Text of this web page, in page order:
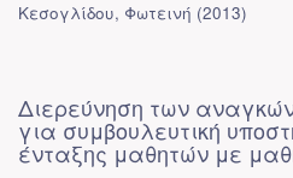
Κεσογλίδου, Φωτεινή (2013)
Διερεύνηση των
για συμβουλευτική
ένταξης μαθητών με